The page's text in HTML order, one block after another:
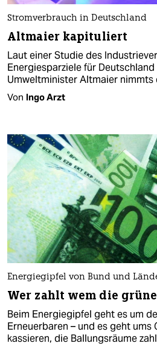
Stromverbrauch in Deutschland
Altmaier kapituliert
Laut einer Studie des
Energiesparziele für
Umweltminister Altmaier nimmts
Von Ingo Arzt
Energiegipfel von Bund und
Wer zahlt wem die
Beim Energiegipfel geht es um
Erneuerbaren – und es geht ums
kassieren, die Ballungsräume